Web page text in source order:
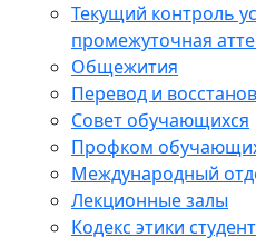
Текущий контроль
промежуточная
Общежития
Перевод и
Совет обучающихся
Профком
Международный
Лекционные залы
Кодекс этики